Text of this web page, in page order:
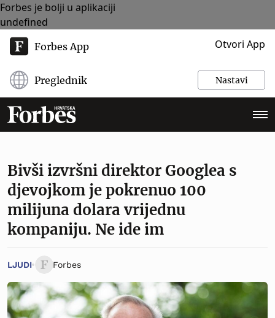
Forbes je bolji u aplikaciji
undefined
Forbes App Otvori App
Preglednik Nastavi
Bivši izvršni direktor Googlea s
djevojkom je pokrenuo 100
milijuna dolara vrijednu
kompaniju. Ne ide im
LJUDI Forbes